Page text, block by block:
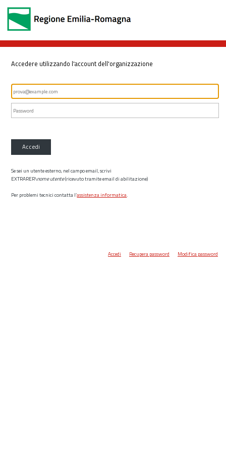
Accedere utilizzando l'account dell'organizzazione
Accedi
Se sei un utente esterno, nel campo email, scrivi
EXTRARER\nome utente(ricevuto tramite email di abilitazione)
Per problemi tecnici contatta l’assistenza informatica.
Accedi Recupera password Modifica password